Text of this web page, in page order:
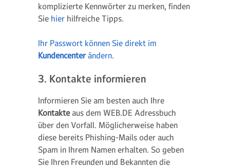
komplizierte Kennwörter zu merken, finden
Sie hier hilfreiche Tipps.
Ihr Passwort können Sie direkt im
Kundencenter ändern.
3. Kontakte informieren
Informieren Sie am besten auch Ihre
Kontakte aus dem WEB.DE Adressbuch
über den Vorfall. Möglicherweise haben
diese bereits Phishing-Mails oder auch
Spam in Ihrem Namen erhalten. So geben
Sie Ihren Freunden und Bekannten die